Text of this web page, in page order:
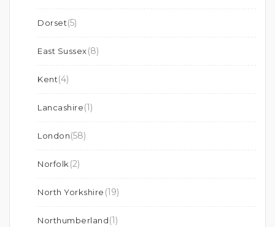
Dorset(5)
East Sussex(8)
Kent(4)
Lancashire(1)
London(58)
Norfolk (2)
North Yorkshire (19)
Northumberland(1)